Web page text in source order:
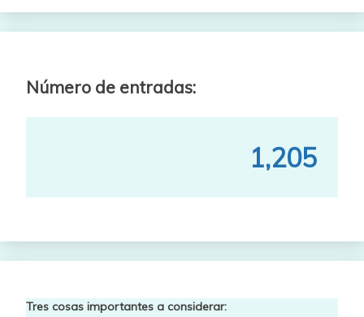
Número de entradas:
1,205
Tres cosas importantes a considerar: